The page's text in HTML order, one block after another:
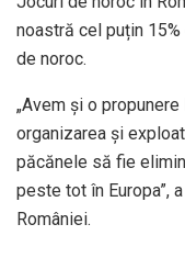
noastră cel puțin
de noroc.
„Avem și o
organizarea și
păcănele să fie
peste tot în Europa”,
României.